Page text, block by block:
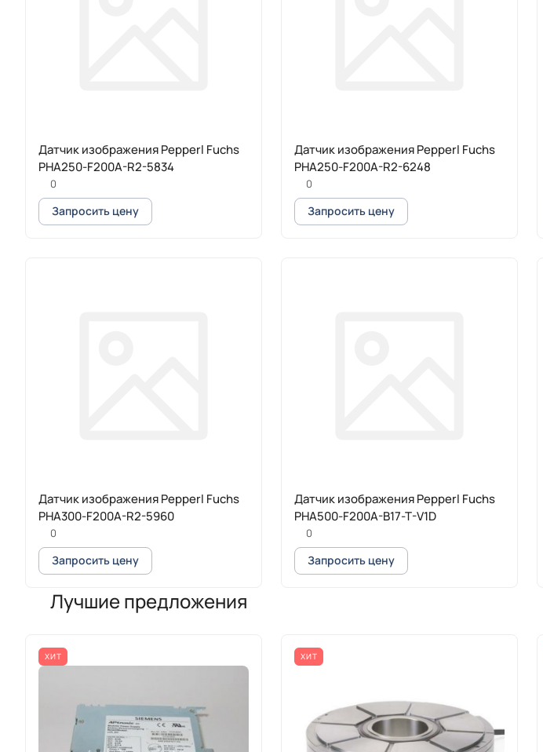
Датчик изображения Pepperl Fuchs
PHA250-F200A-R2-5834
0
Запросить цену
Датчик изображения Pepperl Fuchs
PHA250-F200A-R2-6248
0
Запросить цену
Датчик изображения Pepperl Fuchs
PHA300-F200A-R2-5960
0
Запросить цену
Датчик изображения Pepperl Fuchs
PHA500-F200A-B17-T-V1D
0
Запросить цену
Лучшие предложения
ХИТ ХИТ